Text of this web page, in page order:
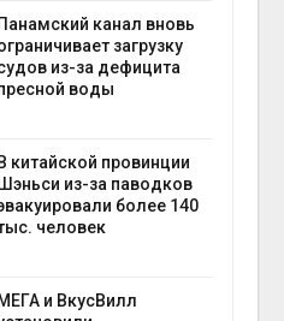
Панамский канал вновь
загрузку
из-за дефицита
воды
В китайской провинции
Шэньси из-за паводков
более 140
человек
МЕГА и ВкусВилл